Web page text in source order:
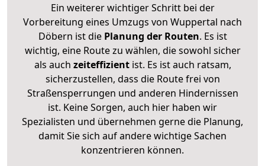
Ein weiterer wichtiger Schritt bei der
Vorbereitung eines Umzugs von Wuppertal nach
Döbern ist diePlanung der Routen. Es ist
wichtig, eine Route zu wählen, die sowohl sicher
als auch zeiteffizientist. Es ist auch ratsam,
sicherzustellen, dass die Route frei von
Straßensperrungen und anderen Hindernissen
ist. Keine Sorgen, auch hier haben wir
Spezialisten und übernehmen gerne die Planung,
damit Sie sich auf andere wichtige Sachen
konzentrieren können.